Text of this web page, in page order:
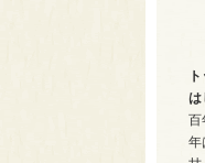
は
百
年